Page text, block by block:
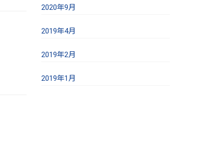
2020年9月
2019年4月
2019年2月
2019年1月